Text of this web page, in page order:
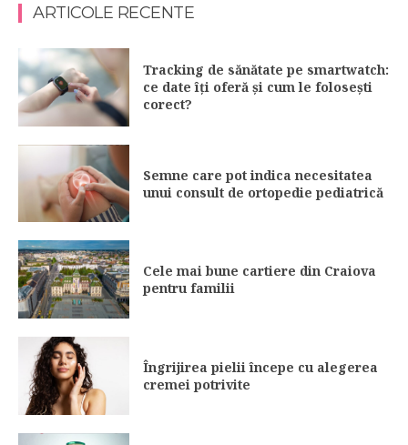
ARTICOLE RECENTE
Tracking de sănătate pe smartwatch:
ce date îți oferă și cum le folosești
corect?
Semne care pot indica necesitatea
unui consult de ortopedie pediatrică
Cele mai bune cartiere din Craiova
pentru familii
Îngrijirea pielii începe cu alegerea
cremei potrivite